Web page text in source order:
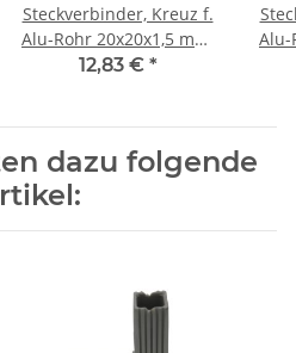
Steckverbinder, Kreuz f.
Alu-Rohr 20x20x1,5 mm,
PA schwarz mit
12,83 € *
Alu-
dazu folgende